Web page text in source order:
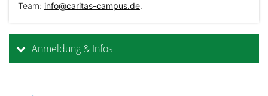
Team: info@caritas-campus.de.
Anmeldung & Infos